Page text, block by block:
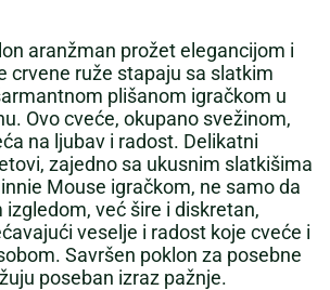
aranžman prožet elegancijom i
crvene ruže stapaju sa slatkim
plišanom igračkom u
Ovo cveće, okupano svežinom,
na ljubav i radost. Delikatni
zajedno sa ukusnim slatkišima
Mouse igračkom, ne samo da
već šire i diskretan,
veselje i radost koje cveće i
Savršen poklon za posebne
poseban izraz pažnje.